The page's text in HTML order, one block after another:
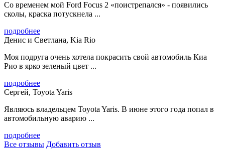
Со временем мой Ford Focus 2 «поистрепался» - появились
сколы, краска потускнела ...
подробнее
Денис и Светлана, Kia Rio
Моя подруга очень хотела покрасить свой автомобиль Киа
Рио в ярко зеленый цвет ...
подробнее
Сергей, Toyota Yaris
Являюсь владельцем Toyota Yaris. В июне этого года попал в
автомобильную аварию ...
подробнее
Все отзывы Добавить отзыв